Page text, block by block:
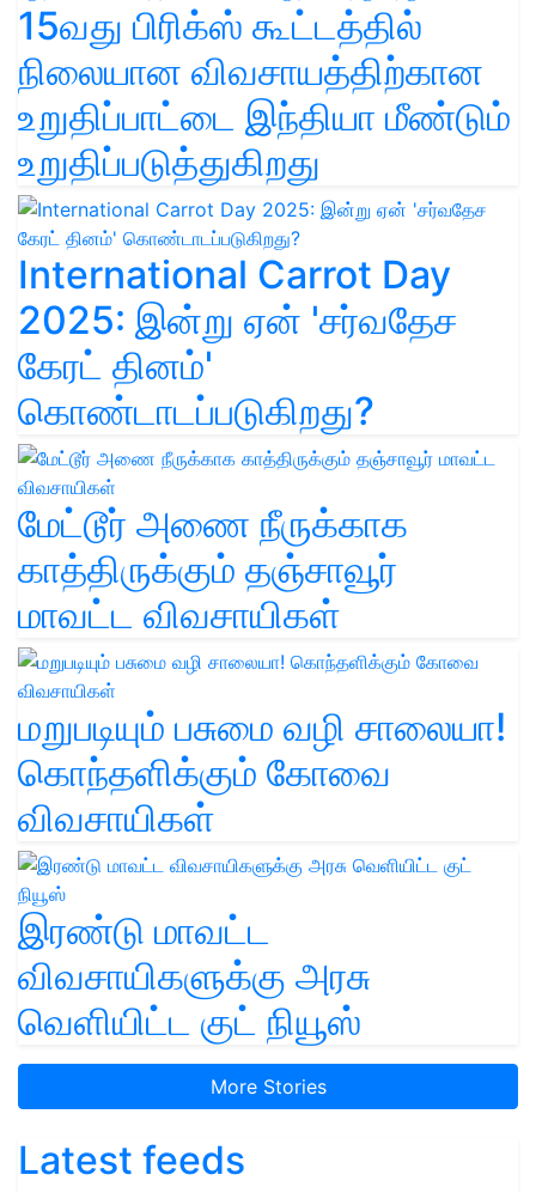
15வது பிரிக்ஸ் கூட்டத்தில்
நிலையான விவசாயத்திற்கான
உறுதிப்பாட்டை இந்தியா மீண்டும்
உறுதிப்படுத்துகிறது
International Carrot Day
2025: இன்று ஏன் 'சர்வதேச
கேரட் தினம்'
கொண்டாடப்படுகிறது?
மேட்டூர் அணை நீருக்காக
காத்திருக்கும் தஞ்சாவூர்
மாவட்ட விவசாயிகள்
மறுபடியும் பசுமை வழி சாலையா!
கொந்தளிக்கும் கோவை
விவசாயிகள்
இரண்டு மாவட்ட
விவசாயிகளுக்கு அரசு
வெளியிட்ட குட் நியூஸ்
More Stories
Latest feeds